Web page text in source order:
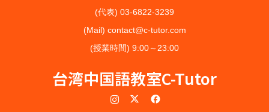
(代表) 03-6822-3239
(Mail) contact@c-tutor.com
(授業時間) 9:00～23:00
台湾中国語教室C-Tutor